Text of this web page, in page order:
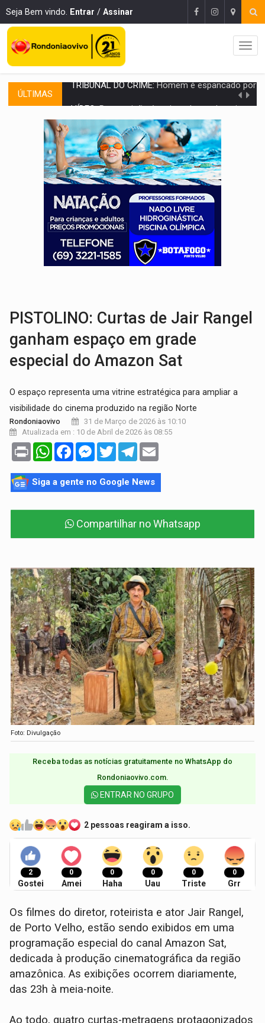
Seja Bem vindo. Entrar / Assinar
ÚLTIMAS Perseguição é registrada no shopping após colombiana furtar
LUDOPATIA:Apostas online começam a afetar produtividade e rotina
REFLORESTAMENTO:Plantar árvores não será mais suficiente para
OVNIS NA LUA:Cientistas alertam para possível base secreta no satélite
ACABOU COM PEUGEOT:Incêndio destrói carro que era rebocado para oficina
VÍDEO:Ladrão é filmado furtando moto na frente do bar
BOLSAS DE PESQUISA:Iniciativa Amazônia+10 lança chamada para fortalecer
MATERIAL:Brasil tem grandes reservas de urânio, mas produz pouco e
PISTOLINO: Curtas de Jair Rangel
ganham espaço em grade
especial do Amazon Sat
O espaço representa uma vitrine estratégica para ampliar a
visibilidade do cinema produzido na região Norte
Rondoniaovivo
31 de Março de 2026 às 10:10
Atualizada em : 10 de Abril de 2026 às 08:55
Print WhatsAppFacebookMessenger
TwitterTelegram
Siga a gente no Google News
Compartilhar no Whatsapp
Foto: Divulgação
Receba todas as notícias gratuitamente no WhatsApp do
Rondoniaovivo.com.​
ENTRAR NO GRUPO
2 pessoas reagiram a isso.
2
Gostei
0
Amei
0
Haha
0
Uau
0
Triste
0
Grr
Os filmes do diretor, roteirista e ator Jair Rangel,
de Porto Velho, estão sendo exibidos em uma
programação especial do canal Amazon Sat,
dedicada à produção cinematográfica da região
amazônica. As exibições ocorrem diariamente,
das 23h à meia-noite.
Ao todo, quatro curtas-metragens protagonizados